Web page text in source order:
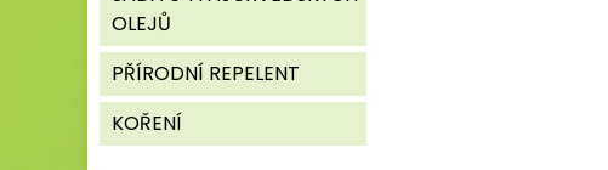
OLEJŮ
PŘÍRODNÍ REPELENT
KOŘENÍ